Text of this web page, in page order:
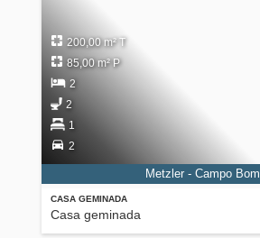
CASA GEMINADA
Casa geminada
200,00 m² T
85,00 m² P
2
2
1
2
Metzler - Campo Bom